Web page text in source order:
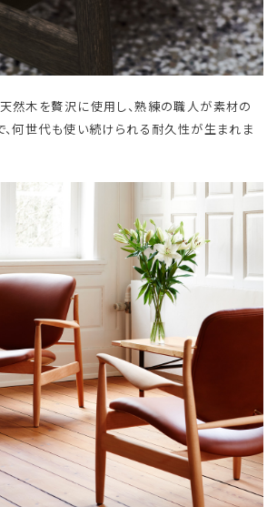
然木を贅沢に使用し、熟練の職人が素材の
、何世代も使い続けられる耐久性が生まれま